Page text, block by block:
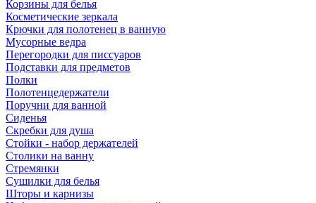
Корзины для белья
Косметические зеркала
Крючки для полотенец в ванную
Мусорные ведра
Перегородки для писсуаров
Подставки для предметов
Полки
Полотенцедержатели
Поручни для ванной
Сиденья
Скребки для душа
Стойки - набор держателей
Столики на ванну
Стремянки
Сушилки для белья
Шторы и карнизы